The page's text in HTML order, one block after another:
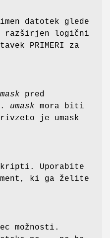
datotek glede
razširjen logični
PRIMERI za
pred
umask mora biti
je umask
Uporabite
ki ga želite
možnosti.